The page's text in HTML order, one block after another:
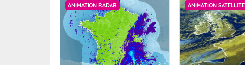
ANIMATION RADAR ANIMATION SATELLITE